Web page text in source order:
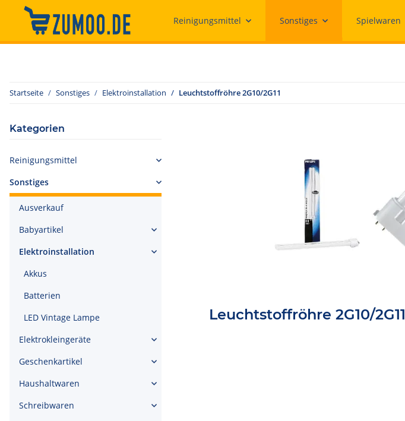
Reinigungsmittel Sonstiges Spielwaren
Startseite Sonstiges Elektroinstallation Leuchtstoffröhre 2G10/2G11
Leuchtstoffröhre 2G10/2G11
Kategorien
Reinigungsmittel
Sonstiges
Ausverkauf
Babyartikel
Elektroinstallation
Akkus
Batterien
LED Vintage Lampe
Elektrokleingeräte
Geschenkartikel
Haushaltwaren
Schreibwaren